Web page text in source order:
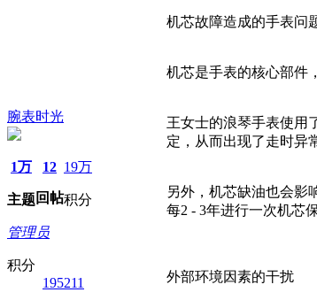
腕表时光
1万
主题
12
回帖
19万
积分
管理员
积分
195211
机芯故障造成的手表问
机芯是手表的核心部件
王女士的浪琴手表使用
定，从而出现了走时异
另外，机芯缺油也会影
每2 - 3年进行一次机芯
外部环境因素的干扰